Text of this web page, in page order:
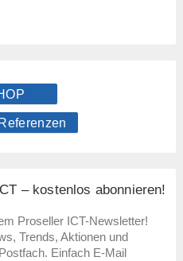
– kostenlos abonnieren!
Proseller ICT-Newsletter!
Trends, Aktionen und
Einfach E-Mail